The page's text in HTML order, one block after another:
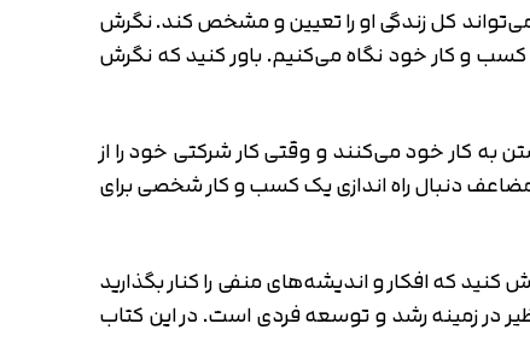
می‌تواند کل زندگی او را تعیین و مشخص کند. نگرش
و کار خود نگاه می‌کنیم. باور کنید که نگرش
کار خود می‌کنند و وقتی کار شرکتی خود را از
دنبال راه اندازی یک کسب و کار شخصی برای
که افکار و اندیشه‌های منفی را کنار بگذارید
در زمینه رشد و توسعه فردی است. در این کتاب